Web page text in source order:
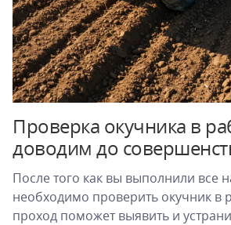
Проверка окучника в
доводим до
После того как вы выполнили все
необходимо проверить окучник в
проход поможет выявить и